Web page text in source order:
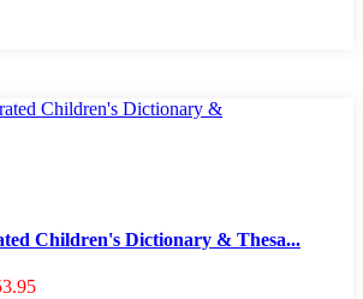
Children's Dictionary & Thesa...